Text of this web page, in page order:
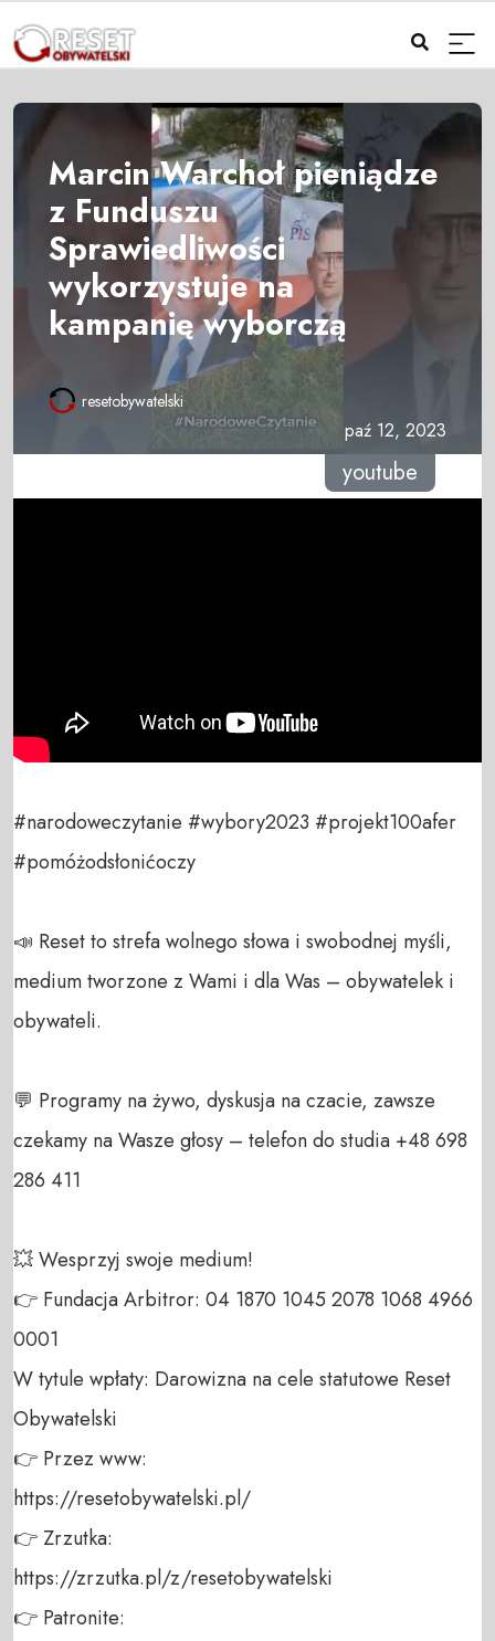
Marcin Warchoł pieniądze
z Funduszu
Sprawiedliwości
wykorzystuje na
kampanię wyborczą
resetobywatelski
paź 12, 2023
youtube
#narodoweczytanie #wybory2023 #projekt100afer
#pomóżodsłonićoczy
📣 Reset to strefa wolnego słowa i swobodnej myśli,
medium tworzone z Wami i dla Was – obywatelek i
obywateli.
💬 Programy na żywo, dyskusja na czacie, zawsze
czekamy na Wasze głosy – telefon do studia +48 698
286 411
💥 Wesprzyj swoje medium!
👉 Fundacja Arbitror: 04 1870 1045 2078 1068 4966
0001
W tytule wpłaty: Darowizna na cele statutowe Reset
Obywatelski
👉 Przez www:
https://resetobywatelski.pl/
👉 Zrzutka:
https://zrzutka.pl/z/resetobywatelski
👉 Patronite: